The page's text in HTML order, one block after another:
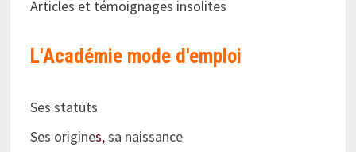
Articles et témoignages insolites
L'Académie mode d'emploi
Ses statuts
Ses origines,sa naissance